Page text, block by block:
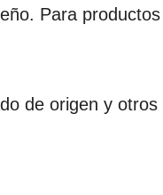
Para
de origen y